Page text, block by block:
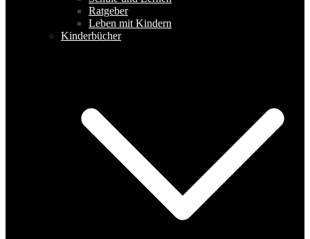
Ratgeber
Leben mit Kindern
Kinderbücher